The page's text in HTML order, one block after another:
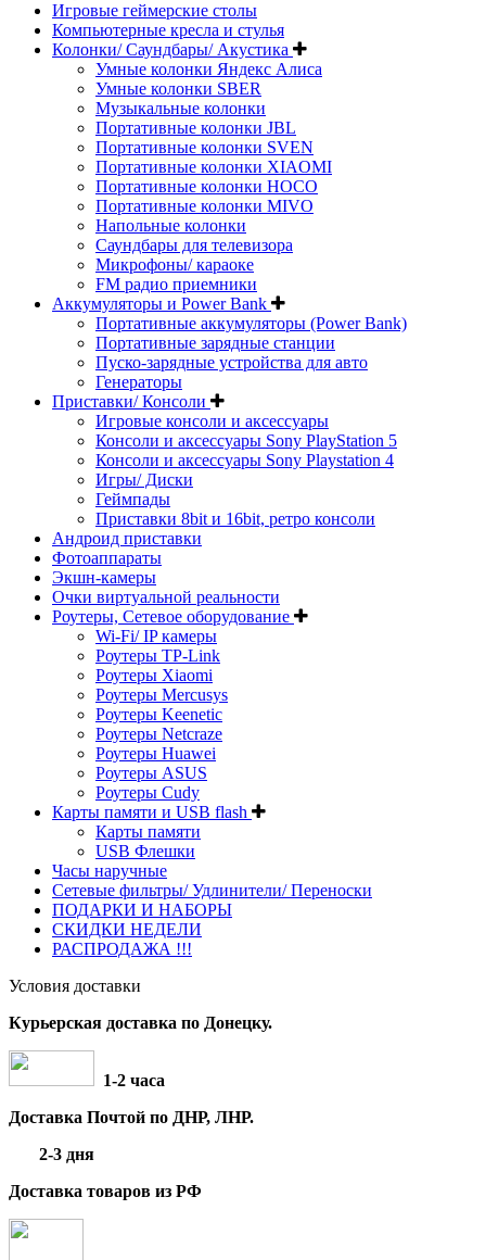
Игровые геймерские столы
Компьютерные кресла и стулья
Колонки/ Саундбары/ Акустика
Умные колонки Яндекс Алиса
Умные колонки SBER
Музыкальные колонки
Портативные колонки JBL
Портативные колонки SVEN
Портативные колонки XIAOMI
Портативные колонки HOCO
Портативные колонки MIVO
Напольные колонки
Саундбары для телевизора
Микрофоны/ караоке
FM радио приемники
Аккумуляторы и Power Bank
Портативные аккумуляторы (Power Bank)
Портативные зарядные станции
Пуско-зарядные устройства для авто
Генераторы
Приставки/ Консоли
Игровые консоли и аксессуары
Консоли и аксессуары Sony PlayStation 5
Консоли и аксессуары Sony Playstation 4
Игры/ Диски
Геймпады
Приставки 8bit и 16bit, ретро консоли
Андроид приставки
Фотоаппараты
Экшн-камеры
Очки виртуальной реальности
Роутеры, Сетевое оборудование
Wi-Fi/ IP камеры
Роутеры TP-Link
Роутеры Xiaomi
Роутеры Mercusys
Роутеры Keenetic
Роутеры Netcraze
Роутеры Huawei
Роутеры ASUS
Роутеры Cudy
Карты памяти и USB flash
Карты памяти
USB Флешки
Часы наручные
Сетевые фильтры/ Удлинители/ Переноски
ПОДАРКИ И НАБОРЫ
СКИДКИ НЕДЕЛИ
РАСПРОДАЖА !!!
Условия доставки
Курьерская доставка по Донецку.
1-2 часа
Доставка Почтой по ДНР, ЛНР.
2-3 дня
Доставка товаров из РФ